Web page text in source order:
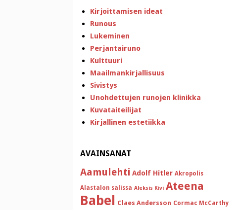
Kirjoittamisen ideat
Runous
Lukeminen
Perjantairuno
Kulttuuri
Maailmankirjallisuus
Sivistys
Unohdettujen runojen klinikka
Kuvataiteilijat
Kirjallinen estetiikka
AVAINSANAT
Aamulehti Adolf Hitler Akropolis
Alastalon salissa Aleksis Kivi Ateena
Babel Claes Andersson Cormac McCarthy